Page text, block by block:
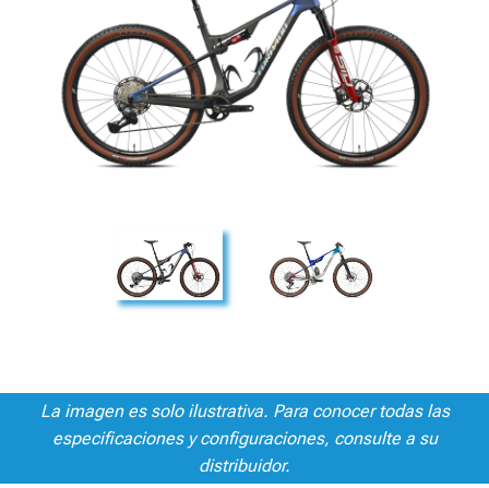
La imagen es solo ilustrativa. Para conocer todas las
especificaciones y configuraciones, consulte a su
distribuidor.